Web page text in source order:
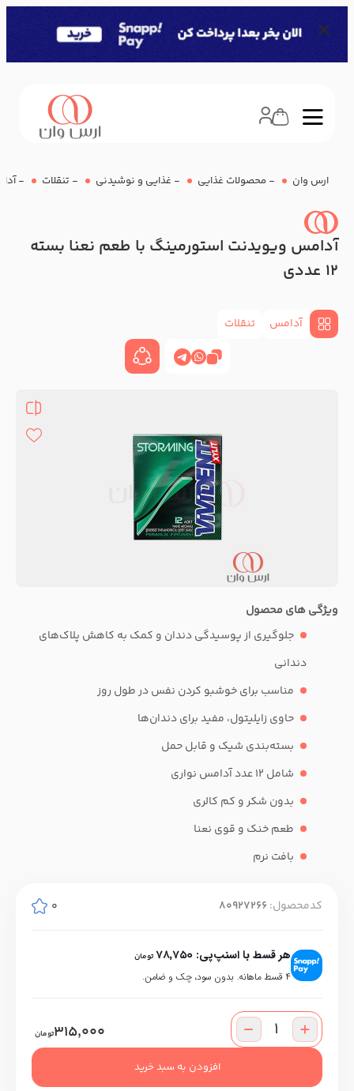
ارس وان - محصولات غذایی - غذایی و نوشیدنی - تنقلات -
آدامس ویویدنت استورمینگ با طعم نعنا بسته
12 عددی
آدامس تنقلات
ویژگی های محصول
جلوگیری از پوسیدگی دندان و کمک به کاهش پلاک‌های
دندانی
مناسب برای خوشبو کردن نفس در طول روز
حاوی زایلیتول، مفید برای دندان‌ها
بسته‌بندی شیک و قابل حمل
شامل 12 عدد آدامس نواری
بدون شکر و کم کالری
طعم خنک و قوی نعنا
بافت نرم
کدمحصول:80927266
0
هر قسط با اسنپ‌پی: 78,750تومان
۴ قسط ماهانه. بدون سود، چک و ضامن.
315,000تومان
افزودن به سبد خرید